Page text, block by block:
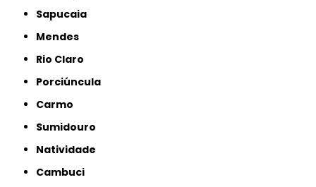
Sapucaia
Mendes
Rio Claro
Porciúncula
Carmo
Sumidouro
Natividade
Cambuci